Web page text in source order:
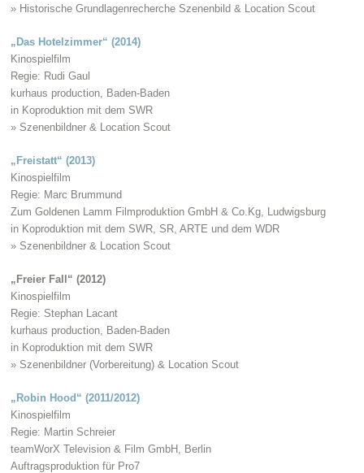
» Historische Grundlagenrecherche Szenenbild & Location Scout
„Das Hotelzimmer“ (2014)
Kinospielfilm
Regie: Rudi Gaul
kurhaus production, Baden-Baden
in Koproduktion mit dem SWR
» Szenenbildner & Location Scout
„Freistatt“ (2013)
Kinospielfilm
Regie: Marc Brummund
Zum Goldenen Lamm Filmproduktion GmbH & Co.Kg, Ludwigsburg
in Koproduktion mit dem SWR, SR, ARTE und dem WDR
» Szenenbildner & Location Scout
„Freier Fall“ (2012)
Kinospielfilm
Regie: Stephan Lacant
kurhaus production, Baden-Baden
in Koproduktion mit dem SWR
» Szenenbildner (Vorbereitung) & Location Scout
„Robin Hood“ (2011/2012)
Kinospielfilm
Regie: Martin Schreier
teamWorX Television & Film GmbH, Berlin
Auftragsproduktion für Pro7